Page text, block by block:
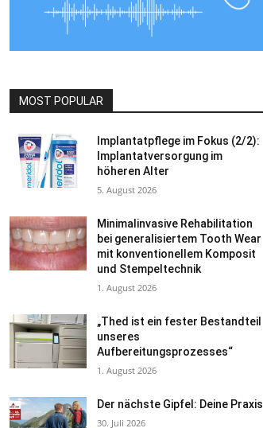
MOST POPULAR
Implantatpflege im Fokus (2/2):
Implantatversorgung im
höheren Alter
5. August 2026
Minimalinvasive Rehabilitation
bei generalisiertem Tooth Wear
mit konventionellem Komposit
und Stempeltechnik
1. August 2026
„Thed ist ein fester Bestandteil
unseres
Aufbereitungsprozesses“
1. August 2026
Der nächste Gipfel: Deine Praxis
30. Juli 2026